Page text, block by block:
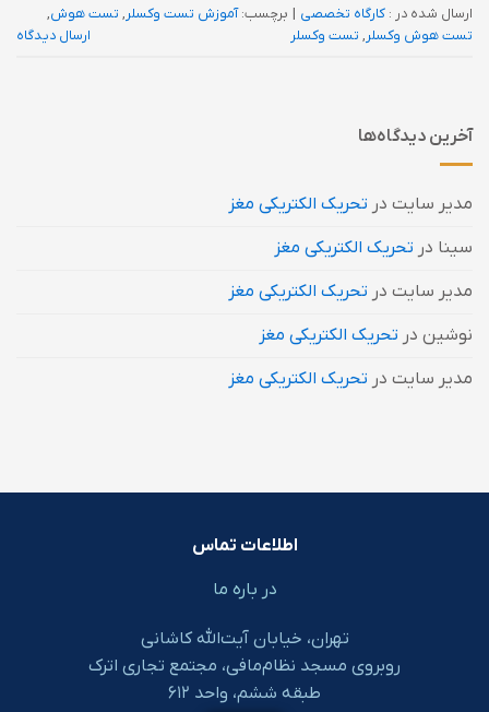
ارسال شده در : کارگاه تخصصی | برچسب:آموزش تست وکسلر, تست هوش,
تست هوش وکسلر, تست وکسلر ارسال دیدگاه
آخرین دیدگاه‌ها
مدیر سایت در تحریک الکتریکی مغز
سینا در تحریک الکتریکی مغز
مدیر سایت در تحریک الکتریکی مغز
نوشین در تحریک الکتریکی مغز
مدیر سایت در تحریک الکتریکی مغز
اطلاعات تماس
در باره ما
تهران، خیابان آیت‌الله کاشانی
روبروی مسجد نظام‌مافی، مجتمع تجاری اترک
طبقه ششم، واحد ۶۱۲